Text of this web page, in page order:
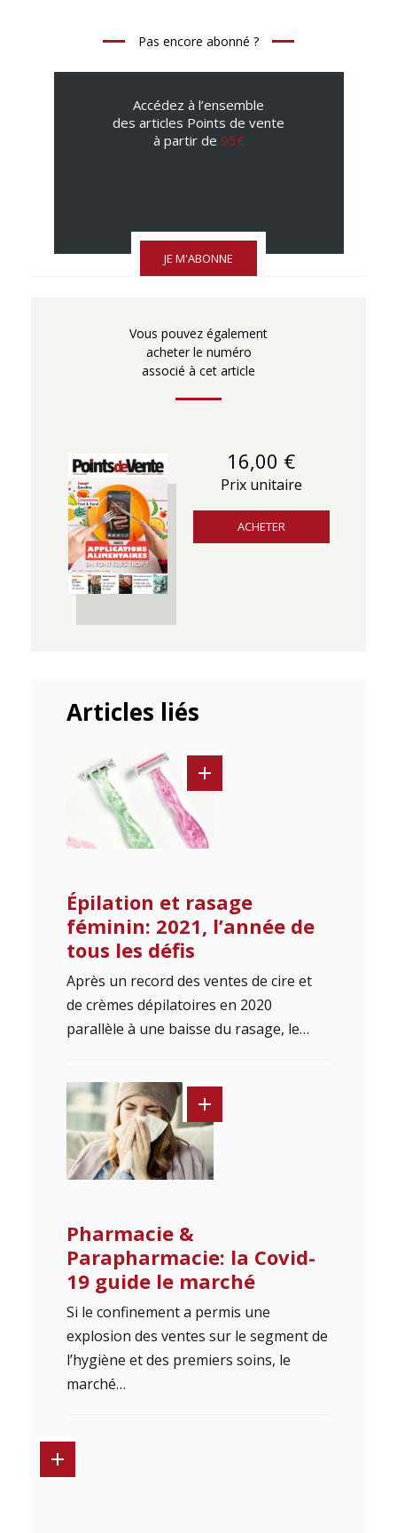
Pas encore abonné ?
Accédez à l’ensemble
des articles Points de vente
à partir de 95€
JE M'ABONNE
Vous pouvez également
acheter le numéro
associé à cet article
16,00 €
Prix unitaire
ACHETER
Articles liés
Épilation et rasage
féminin: 2021, l’année de
tous les défis
Après un record des ventes de cire et
de crèmes dépilatoires en 2020
parallèle à une baisse du rasage, le…
Pharmacie &
Parapharmacie: la Covid-
19 guide le marché
Si le confinement a permis une
explosion des ventes sur le segment de
l’hygiène et des premiers soins, le
marché…